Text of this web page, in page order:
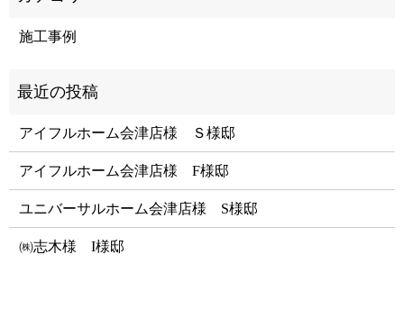
施工事例
アイフルホーム会津店様 Ｓ様邸
アイフルホーム会津店様 F様邸
ユニバーサルホーム会津店様 S様邸
㈱志木様 I様邸